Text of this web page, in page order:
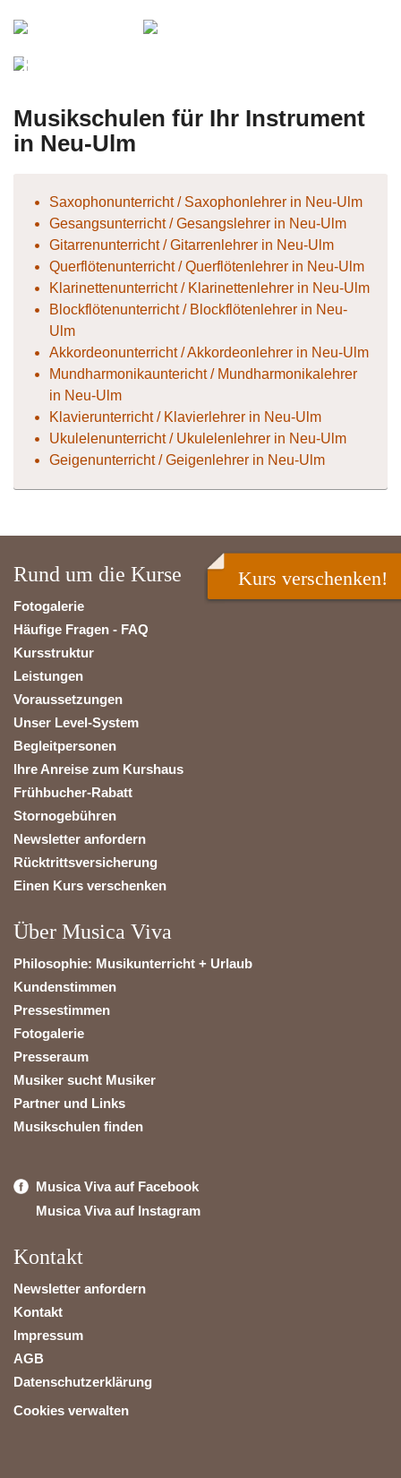
Matthias
Musikschulen für Ihr Instrument
in Neu-Ulm
Saxophonunterricht / Saxophonlehrer in Neu-Ulm
Gesangsunterricht / Gesangslehrer in Neu-Ulm
Gitarrenunterricht / Gitarrenlehrer in Neu-Ulm
Querflötenunterricht / Querflötenlehrer in Neu-Ulm
Klarinettenunterricht / Klarinettenlehrer in Neu-Ulm
Blockflötenunterricht / Blockflötenlehrer in Neu-
Ulm
Akkordeonunterricht / Akkordeonlehrer in Neu-Ulm
Mundharmonikauntericht / Mundharmonikalehrer
in Neu-Ulm
Klavierunterricht / Klavierlehrer in Neu-Ulm
Ukulelenunterricht / Ukulelenlehrer in Neu-Ulm
Geigenunterricht / Geigenlehrer in Neu-Ulm
Rund um die Kurse
Fotogalerie
Häufige Fragen - FAQ
Kursstruktur
Leistungen
Voraussetzungen
Unser Level-System
Begleitpersonen
Ihre Anreise zum Kurshaus
Frühbucher-Rabatt
Stornogebühren
Newsletter anfordern
Rücktrittsversicherung
Einen Kurs verschenken
Über Musica Viva
Philosophie: Musikunterricht + Urlaub
Kundenstimmen
Pressestimmen
Fotogalerie
Presseraum
Musiker sucht Musiker
Partner und Links
Musikschulen finden
Musica Viva auf Facebook
Musica Viva auf Instagram
Kontakt
Newsletter anfordern
Kontakt
Impressum
AGB
Datenschutzerklärung
Cookies verwalten
Kurs verschenken!